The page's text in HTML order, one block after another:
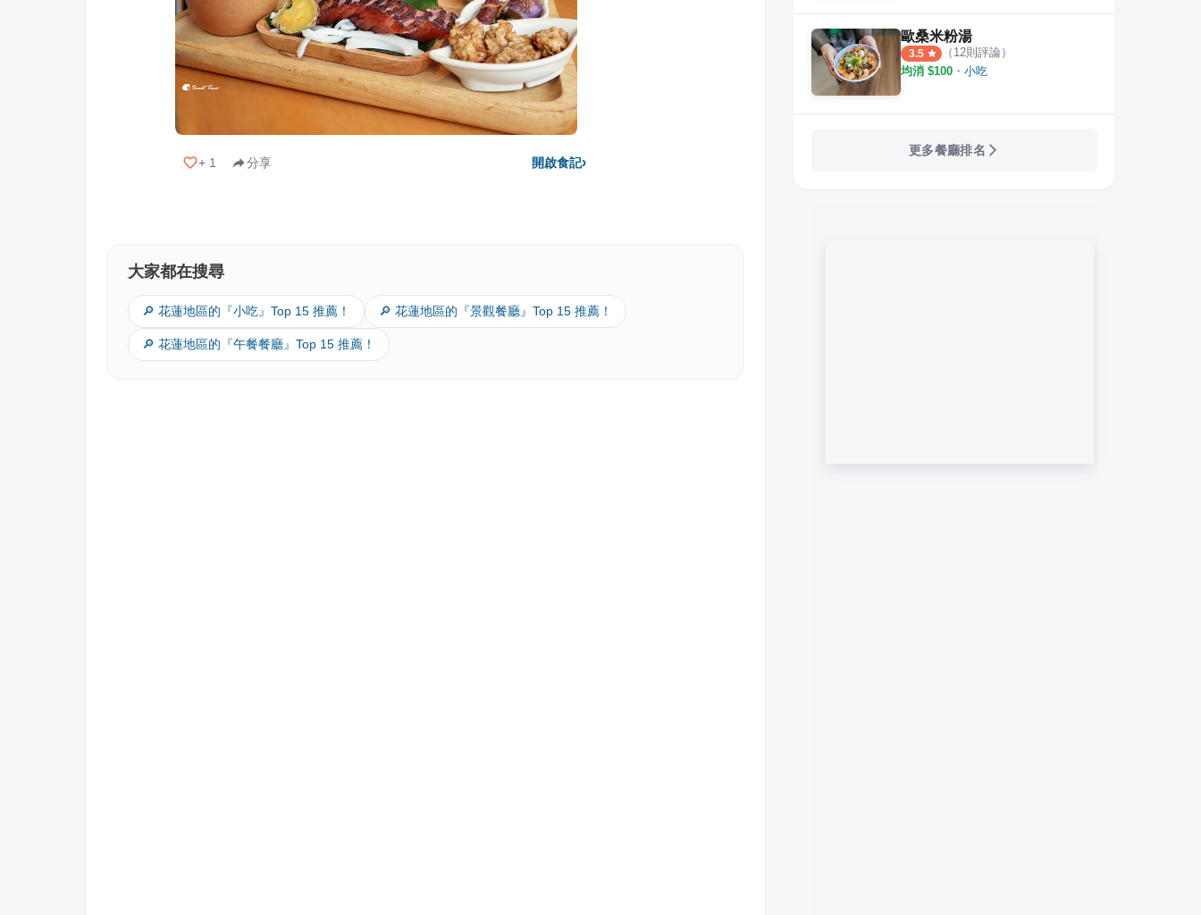
+ 1 分享 開啟食記›
大家都在搜尋
🔎 花蓮地區的『小吃』Top 15 推薦！ 🔎 花蓮地區的『景觀餐廳』Top 15 推薦！
🔎 花蓮地區的『午餐餐廳』Top 15 推薦！
歐桑米粉湯
3.5 （ 12則評論）
均消 $100 ・ 小吃
更多餐廳排名